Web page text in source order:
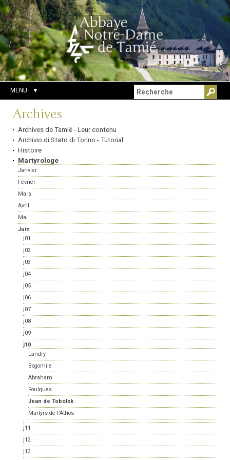
Aller
au
contenu.
|
Aller
à
la
navigation
Outils
personnels
Chercher par
Recherche
avancée…
MENU
Navigation
Archives
Archives de Tamié - Leur contenu
Archivio di Stato di Torino - Tutorial
Histoire
Martyrologe
Janvier
Février
Mars
Avril
Mai
Juin
j01
j02
j03
j04
j05
j06
j07
j08
j09
j10
Landry
Bogomile
Abraham
Foulques
Jean de Tobolsk
Martyrs de l'Athos
j11
j12
j13